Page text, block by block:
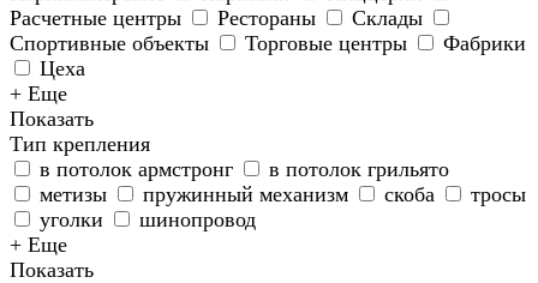
Расчетные центры
Рестораны
Склады
Спортивные объекты
Торговые центры
Фабрики
Цеха
+ Еще
Показать
Тип крепления
в потолок армстронг
в потолок грильято
метизы
пружинный механизм скоба
тросы
уголки
шинопровод
+ Еще
Показать